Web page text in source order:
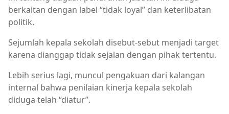
berkaitan dengan label “tidak loyal” dan keterlibatan
politik.
Sejumlah kepala sekolah disebut-sebut menjadi target
karena dianggap tidak sejalan dengan pihak tertentu.
Lebih serius lagi, muncul pengakuan dari kalangan
internal bahwa penilaian kinerja kepala sekolah
diduga telah “diatur”.